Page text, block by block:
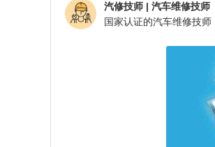
汽修技师 | 汽车维修技师